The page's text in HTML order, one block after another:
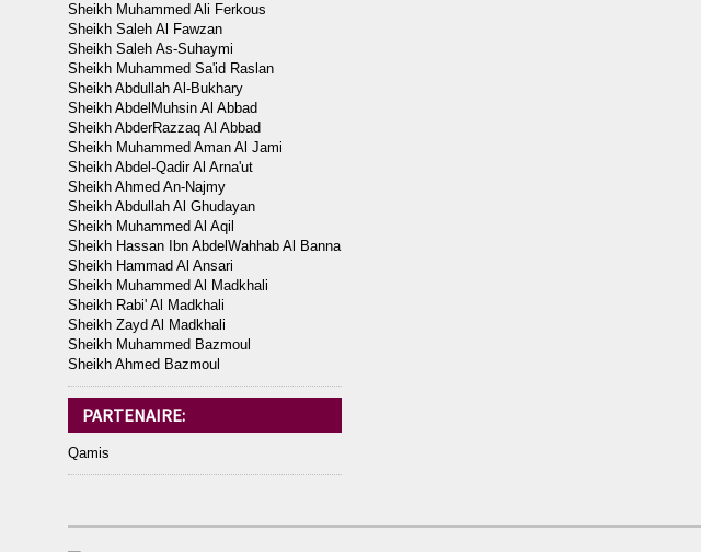
Sheikh Muhammed Ali Ferkous
Sheikh Saleh Al Fawzan
Sheikh Saleh As-Suhaymi
Sheikh Muhammed Sa'id Raslan
Sheikh Abdullah Al-Bukhary
Sheikh AbdelMuhsin Al Abbad
Sheikh AbderRazzaq Al Abbad
Sheikh Muhammed Aman Al Jami
Sheikh Abdel-Qadir Al Arna'ut
Sheikh Ahmed An-Najmy
Sheikh Abdullah Al Ghudayan
Sheikh Muhammed Al Aqil
Sheikh Hassan Ibn AbdelWahhab Al Banna
Sheikh Hammad Al Ansari
Sheikh Muhammed Al Madkhali
Sheikh Rabi' Al Madkhali
Sheikh Zayd Al Madkhali
Sheikh Muhammed Bazmoul
Sheikh Ahmed Bazmoul
PARTENAIRE:
Qamis